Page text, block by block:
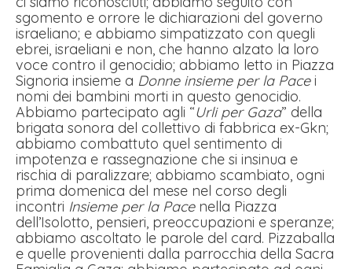
sgomento e orrore le dichiarazioni del governo
israeliano; e abbiamo simpatizzato con quegli
ebrei, israeliani e non, che hanno alzato la loro
voce contro il genocidio; abbiamo letto in Piazza
Signoria insieme a Donne insieme per la Pacei
nomi dei bambini morti in questo genocidio.
Abbiamo partecipato agli “Urli per Gaza” della
brigata sonora del collettivo di fabbrica ex-Gkn;
abbiamo combattuto quel sentimento di
impotenza e rassegnazione che si insinua e
rischia di paralizzare; abbiamo scambiato, ogni
prima domenica del mese nel corso degli
incontri Insieme per la Pace nella Piazza
dell’Isolotto, pensieri, preoccupazioni e speranze;
abbiamo ascoltato le parole del card. Pizzaballa
e quelle provenienti dalla parrocchia della Sacra